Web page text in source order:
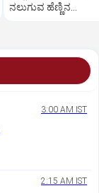
ನಲುಗುವ ಹೆಣ್ಣಿನ
3:00 AM IST
2:15 AM IST